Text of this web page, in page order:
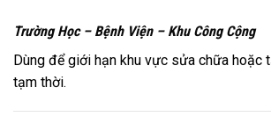
Trường Học – Bệnh Viện – Khu Công Cộng
Dùng để giới hạn khu vực sửa chữa hoặc
tạm thời.